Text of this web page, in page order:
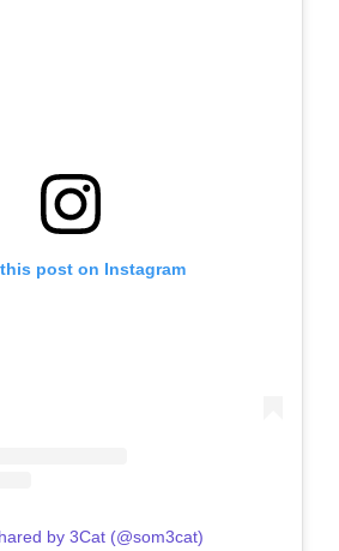
post on Instagram
by 3Cat (@som3cat)